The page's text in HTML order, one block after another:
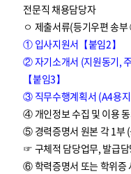
전문직 채용담당자
ㅇ 제출서류(등기우편 송
① 입사지원서【붙임2】
② 자기소개서 (지원동기,
【붙임3】
③ 직무수행계획서 (A4용지
④ 개인정보 수집 및 이용 동
⑤ 경력증명서 원본 각 1부
☞ 구체적 담당업무, 발급
⑥ 학력증명서 또는 학위증